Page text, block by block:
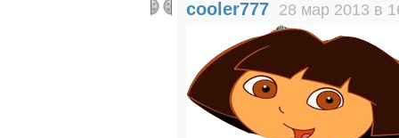
cooler777 28 мар 2013 в